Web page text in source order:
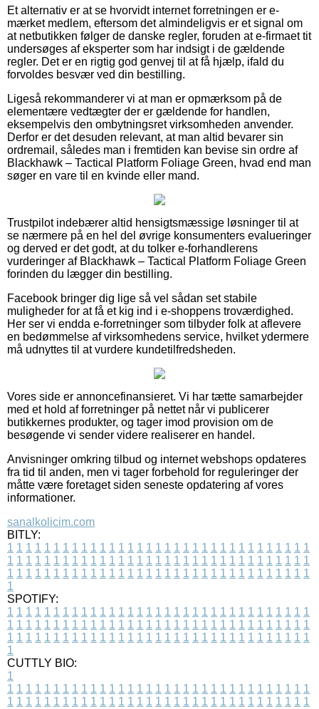
Et alternativ er at se hvorvidt internet forretningen er e-
mærket medlem, eftersom det almindeligvis er et signal om
at netbutikken følger de danske regler, foruden at e-firmaet tit
undersøges af eksperter som har indsigt i de gældende
regler. Det er en rigtig god genvej til at få hjælp, ifald du
forvoldes besvær ved din bestilling.
Ligeså rekommanderer vi at man er opmærksom på de
elementære vedtægter der er gældende for handlen,
eksempelvis den ombytningsret virksomheden anvender.
Derfor er det desuden relevant, at man altid bevarer sin
ordremail, således man i fremtiden kan bevise sin ordre af
Blackhawk – Tactical Platform Foliage Green, hvad end man
søger en vare til en kvinde eller mand.
Trustpilot indebærer altid hensigtsmæssige løsninger til at
se nærmere på en hel del øvrige konsumenters evalueringer
og derved er det godt, at du tolker e-forhandlerens
vurderinger af Blackhawk – Tactical Platform Foliage Green
forinden du lægger din bestilling.
Facebook bringer dig lige så vel sådan set stabile
muligheder for at få et kig ind i e-shoppens troværdighed.
Her ser vi endda e-forretninger som tilbyder folk at aflevere
en bedømmelse af virksomhedens service, hvilket ydermere
må udnyttes til at vurdere kundetilfredsheden.
Vores side er annoncefinansieret. Vi har tætte samarbejder
med et hold af forretninger på nettet når vi publicerer
butikkernes produkter, og tager imod provision om de
besøgende vi sender videre realiserer en handel.
Anvisninger omkring tilbud og internet webshops opdateres
fra tid til anden, men vi tager forbehold for reguleringer der
måtte være foretaget siden seneste opdatering af vores
informationer.
sanalkolicim.com
BITLY:
1 1 1 1 1 1 1 1 1 1 1 1 1 1 1 1 1 1 1 1 1 1 1 1 1 1 1 1 1 1 1 1 1
1 1 1 1 1 1 1 1 1 1 1 1 1 1 1 1 1 1 1 1 1 1 1 1 1 1 1 1 1 1 1 1 1
1 1 1 1 1 1 1 1 1 1 1 1 1 1 1 1 1 1 1 1 1 1 1 1 1 1 1 1 1 1 1 1 1
1
SPOTIFY:
1 1 1 1 1 1 1 1 1 1 1 1 1 1 1 1 1 1 1 1 1 1 1 1 1 1 1 1 1 1 1 1 1
1 1 1 1 1 1 1 1 1 1 1 1 1 1 1 1 1 1 1 1 1 1 1 1 1 1 1 1 1 1 1 1 1
1 1 1 1 1 1 1 1 1 1 1 1 1 1 1 1 1 1 1 1 1 1 1 1 1 1 1 1 1 1 1 1 1
1
CUTTLY BIO:
1
1 1 1 1 1 1 1 1 1 1 1 1 1 1 1 1 1 1 1 1 1 1 1 1 1 1 1 1 1 1 1 1 1
1 1 1 1 1 1 1 1 1 1 1 1 1 1 1 1 1 1 1 1 1 1 1 1 1 1 1 1 1 1 1 1 1